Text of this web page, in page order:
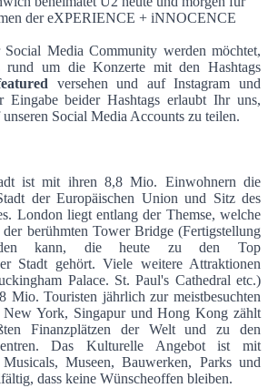
- Zwei Shows in der O2
der eXPERIENCE + iNNOCENCE
Social Media Community werden möchtet,
um die Konzerte mit den Hashtags
versehen und auf Instagram und
beider Hashtags erlaubt Ihr uns,
Social Media Accounts zu teilen.
ist mit ihren 8,8 Mio. Einwohnern die
der Europäischen Union und Sitz des
London liegt entlang der Themse, welche
berühmten Tower Bridge (Fertigstellung
kann, die heute zu den Top
Stadt gehört. Viele weitere Attraktionen
Palace. St. Paul's Cathedral etc.)
Mio. Touristen jährlich zur meistbesuchten
New York, Singapur und Hong Kong zählt
Finanzplätzen der Welt und zu den
Das Kulturelle Angebot ist mit
Museen, Bauwerken, Parks und
dass keine Wünscheoffen bleiben.